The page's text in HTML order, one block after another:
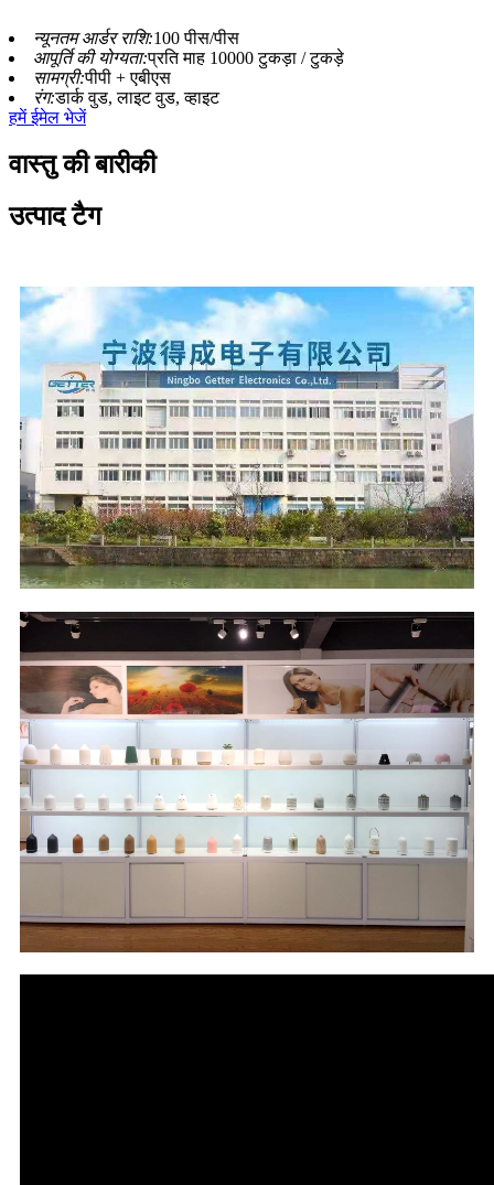
न्यूनतम आर्डर राशि:100 पीस/पीस
आपूर्ति की योग्यता:प्रति माह 10000 टुकड़ा / टुकड़े
सामग्री:पीपी + एबीएस
रंग:डार्क वुड, लाइट वुड, व्हाइट
हमें ईमेल भेजें
वास्तु की बारीकी
उत्पाद टैग